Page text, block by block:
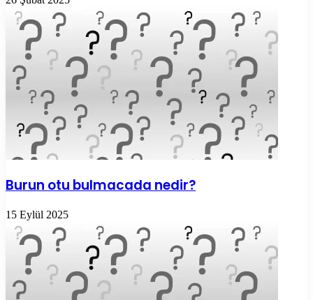
Burun otu bulmacada nedir?
15 Eylül 2025